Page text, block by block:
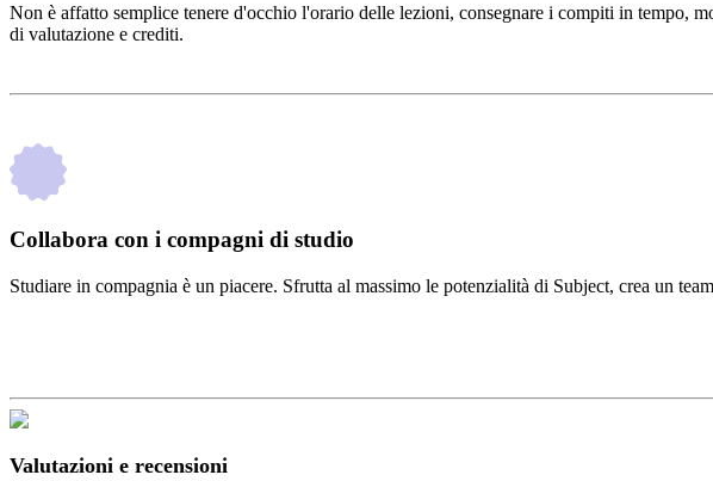
Non è affatto semplice tenere d'occhio l'orario delle lezioni, consegnare i compiti in tempo,
di valutazione e crediti.
Collabora con i compagni di studio
Studiare in compagnia è un piacere. Sfrutta al massimo le potenzialità di Subject, crea un
Valutazioni e recensioni